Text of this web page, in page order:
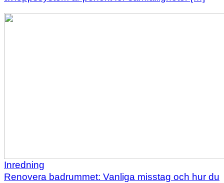
Inredning
Renovera badrummet: Vanliga misstag och hur du